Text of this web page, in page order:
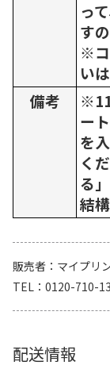
っ
す
※コ
い
備考
ー
を
く
る
結構
販売者
マイプリ
TEL
0120-710-
配送情報